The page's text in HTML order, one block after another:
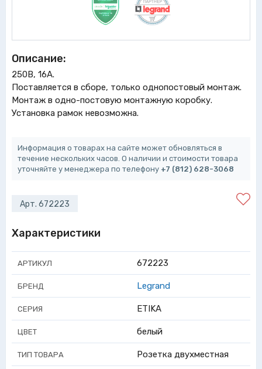
Описание:
250В, 16А.
Поставляется в сборе, только однопостовый монтаж.
Монтаж в одно-постовую монтажную коробку.
Установка рамок невозможна.
Информация о товарах на сайте может обновляться в
течение нескольких часов. О наличии и стоимости товара
уточняйте у менеджера по телефону +7 (812) 628-3068
Арт. 672223
Характеристики
АРТИКУЛ 672223
БРЕНД Legrand
СЕРИЯ ETIKA
ЦВЕТ белый
ТИП ТОВАРА Розетка двухместная